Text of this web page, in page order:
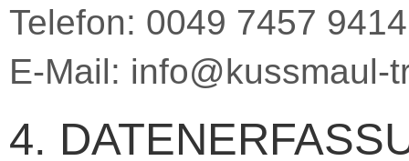
Telefon: 0049 7457
E-Mail: info@kussmaul-
4.